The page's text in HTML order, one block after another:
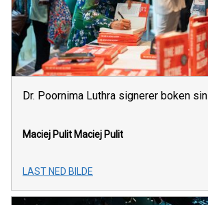
Dr. Poornima Luthra signerer boken sin
Maciej Pulit Maciej Pulit
LAST NED BILDE